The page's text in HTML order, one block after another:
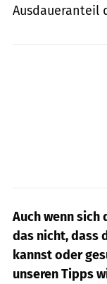
Ausdaueranteil
Auch wenn
das nicht, dass
kannst oder
unseren Tipps